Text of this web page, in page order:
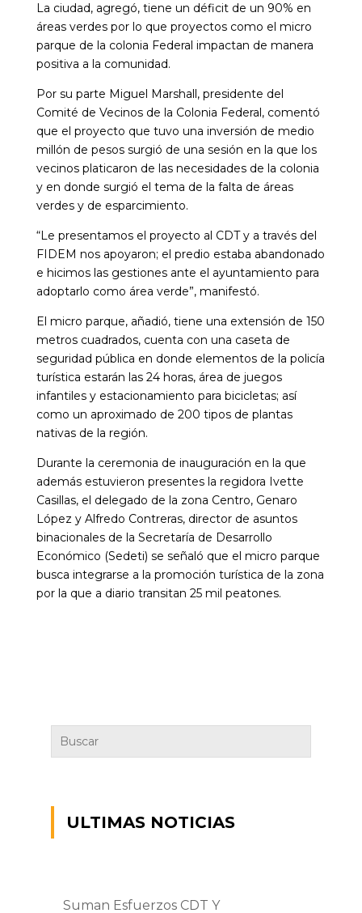
La ciudad, agregó, tiene un déficit de un 90% en
áreas verdes por lo que proyectos como el micro
parque de la colonia Federal impactan de manera
positiva a la comunidad.
Por su parte Miguel Marshall, presidente del
Comité de Vecinos de la Colonia Federal, comentó
que el proyecto que tuvo una inversión de medio
millón de pesos surgió de una sesión en la que los
vecinos platicaron de las necesidades de la colonia
y en donde surgió el tema de la falta de áreas
verdes y de esparcimiento.
“Le presentamos el proyecto al CDT y a través del
FIDEM nos apoyaron; el predio estaba abandonado
e hicimos las gestiones ante el ayuntamiento para
adoptarlo como área verde”, manifestó.
El micro parque, añadió, tiene una extensión de 150
metros cuadrados, cuenta con una caseta de
seguridad pública en donde elementos de la policía
turística estarán las 24 horas, área de juegos
infantiles y estacionamiento para bicicletas; así
como un aproximado de 200 tipos de plantas
nativas de la región.
Durante la ceremonia de inauguración en la que
además estuvieron presentes la regidora Ivette
Casillas, el delegado de la zona Centro, Genaro
López y Alfredo Contreras, director de asuntos
binacionales de la Secretaría de Desarrollo
Económico (Sedeti) se señaló que el micro parque
busca integrarse a la promoción turística de la zona
por la que a diario transitan 25 mil peatones.
ULTIMAS NOTICIAS
Suman Esfuerzos CDT Y